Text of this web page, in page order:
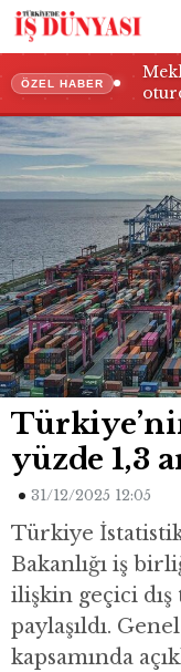
ÖZEL HABER
yüzde 1,3
31/12/2025 12:05
Türkiye
Bakanlığı iş
ilişkin geçici
paylaşıldı.
kapsamında